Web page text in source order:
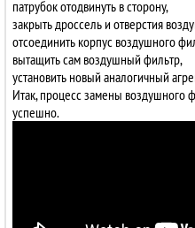
патрубок отодвинуть в сторону,
закрыть дроссель и отверстия
отсоединить корпус воздушного
вытащить сам воздушный фильтр,
установить новый аналогичный
Итак, процесс замены воздушного
успешно.